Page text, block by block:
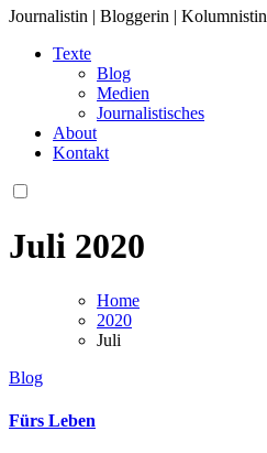
Journalistin | Bloggerin | Kolumnistin
Texte
Blog
Medien
Journalistisches
About
Kontakt
Juli 2020
Home
2020
Juli
Blog
Fürs Leben